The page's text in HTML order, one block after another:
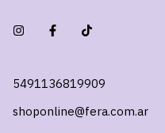
5491136819909
shoponline@fera.com.ar